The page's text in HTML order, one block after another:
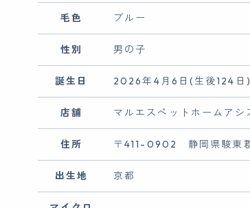
毛色 ブルー
性別 男の子
誕生日 2026年4月6日(生後124日)
店舗 マルエスペットホームアシ
住所 〒411-0902 静岡県駿東
出生地 京都